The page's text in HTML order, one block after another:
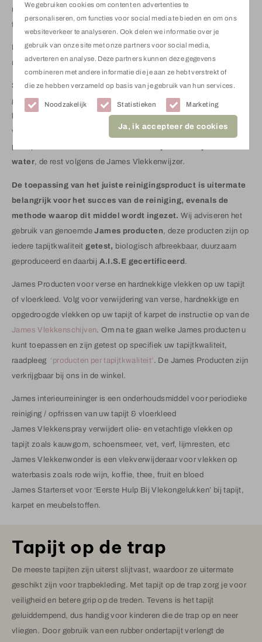
We gebruiken cookies om content en advertenties te
personaliseren, om functies voor social media te bieden en om ons
websiteverkeer te analyseren. Ook delen we informatie over je
gebruik van onze site met onze partners voor social media,
adverteren en analyse. Deze partners kunnen deze gegevens
combineren met andere informatie die je aan ze hebt verstrekt of
die ze hebben verzameld op basis van je gebruik van hun services.
Noodzakelijk Statistieken Marketing
Ja, ik accepteer de cookies
regelmatig en het juiste onderhoud. De belangrijkste regels voor
tapijtverzorging zijn:
Houd vuil zoveel mogelijk buiten de deurdoor gebruik te
maken van goede roosters, borstel, of schoonloop matten.
Stofzuig uw tapijt of karpet tenminste 2 x per weekmet een
goede stofzuiger. Vloerbedekking laat zich uitstekend reinigen,
het direct verwijderen van vlekken heeft de voorkeuren
voorkomt extra werk! Reinig vlekken volgens een eenvoudig
principe:
water, de rest volgens de James Vlekkenwijzer.
De toepassing van het juiste reinigingsproduct is uitermate
belangrijk voor het succes van de reiniging, evenals de
methode waarop dit middel wordt ingezet.Wij adviseren het
gebruik van genoemdeJames producten, deze producten zijn op
iedere tapijtkwaliteitgetest, biologisch afbreekbaar, duurzaam
geproduceerd en daarbij A.I.S.E gecertificeerd.
James Producten voor verse en hardnekkige vlekken op uw tapijt
of vloerkleed. Volg voor verwijdering van verse, hardnekkige en
opgedroogde vlekken op uw tapijt of karpet de instructie op van de
James Vlekkenschijven. Om na te gaan welke James producten u
kunt toepassen en zijn getest op specifiek uw tapijtkwaliteit,
raadpleeg ‘producten per tapijtkwaliteit’ . De James Producten zijn
verkrijgbaar bij ons in de winkel.
James interieurreininger is een onderhoudsmiddel voor periodieke
reiniging / opfrissen van uw tapijt & vloerkleed
James Vlekkenspray verwijdert olie- en vetachtige vlekken op
tapijt zoals kauwgom, schoensmeer, vet, verf, lijmresten, etc
James Vlekkenwonder is een vlekverwijderaar voor vlekken op
waterbasis zoals rode wijn, koffie, thee, fruit en bloed
James Starterset voor ‘Eerste Hulp Bij Vlekongelukken’ bij tapijt,
karpet en meubelstoffen.
Tapijt op de trap
De meeste tapijten zijn uiterst slijtvast, waardoor ze uitermate
geschikt zijn voor trapbekleding. Met tapijt op de trap zorg je voor
veiligheid en betere grip op de treden. Tevens is het tapijt
geluiddempend, dus handig voor kinderen die de trap op en neer
vliegen. Door gebruik van een rubber ondertapijt verlengt de